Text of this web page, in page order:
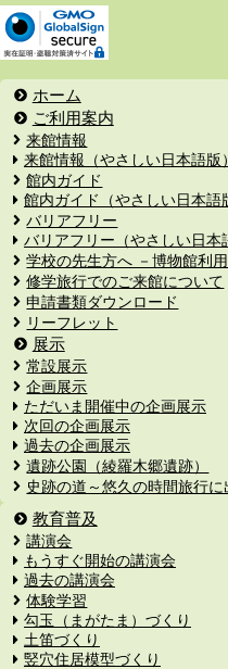
ホーム
ご利用案内
来館情報
来館情報（やさしい日本語版）
館内ガイド
館内ガイド（やさしい日本語
バリアフリー
バリアフリー（やさしい日本
学校の先生方へ －博物館利
修学旅行でのご来館について
申請書類ダウンロード
リーフレット
展示
常設展示
企画展示
ただいま開催中の企画展示
次回の企画展示
過去の企画展示
遺跡公園（綾羅木郷遺跡）
史跡の道～悠久の時間旅行に
教育普及
講演会
もうすぐ開始の講演会
過去の講演会
体験学習
勾玉（まがたま）づくり
土笛づくり
竪穴住居模型づくり